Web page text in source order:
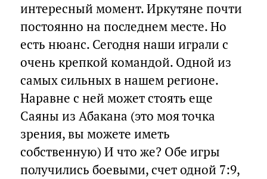
интересный момент. Иркутяне почти
постоянно на последнем месте. Но
есть нюанс. Сегодня наши играли с
очень крепкой командой. Одной из
самых сильных в нашем регионе.
Наравне с ней может стоять еще
Саяны из Абакана (это моя точка
зрения, вы можете иметь
собственную) И что же? Обе игры
получились боевыми, счет одной 7:9,